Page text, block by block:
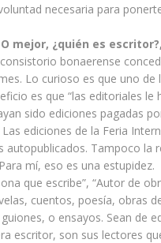
necesaria para
mejor, ¿quién es
bonaerense
Lo curioso es que uno de
es que “las editoriales le
sido ediciones pagadas
ediciones de la Feria
autopublicados. Tampoco la
mí, eso es una estupidez.
que escribe”, “Autor de
cuentos, poesía, obras
o ensayos. Sean de
escritor, son sus lectores